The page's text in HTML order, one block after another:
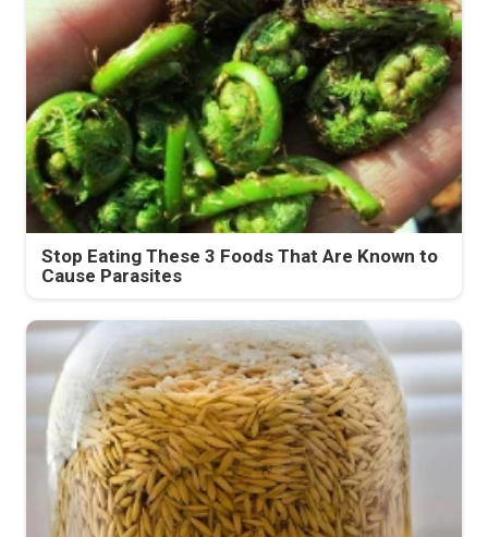
Stop Eating These 3 Foods That Are Known to
Cause Parasites